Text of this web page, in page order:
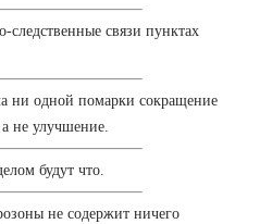
следственные связи пунктах
ни одной помарки сокращение
не улучшение.
будут что.
не содержит ничего